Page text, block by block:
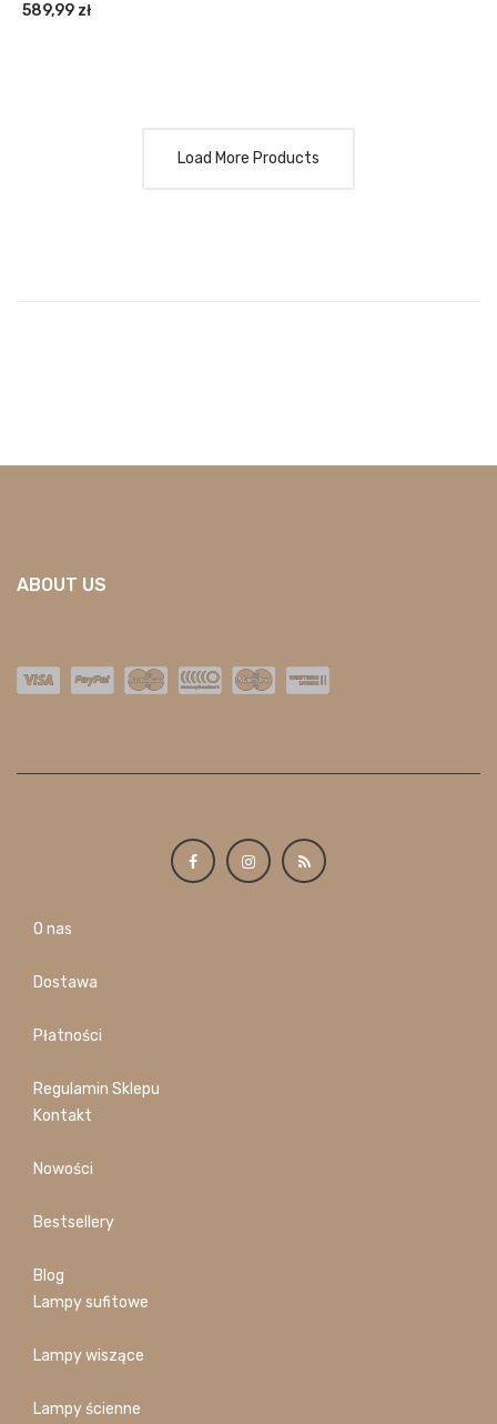
589,99 zł
Load More Products
ABOUT US
O nas
Dostawa
Płatności
Regulamin Sklepu
Kontakt
Nowości
Bestsellery
Blog
Lampy sufitowe
Lampy wiszące
Lampy ścienne